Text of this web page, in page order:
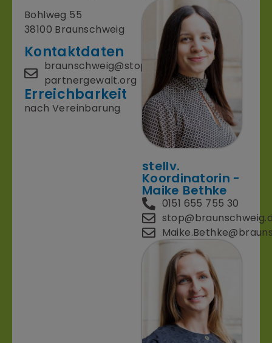
Bohlweg 55
38100 Braunschweig
Kontaktdaten
braunschweig@stop-
partnergewalt.org
Erreichbarkeit
nach Vereinbarung
stellv.
Koordinatorin -
Maike Bethke
0151 655 755 30